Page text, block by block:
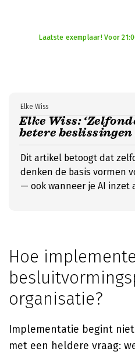
Laatste exemplaar! Voor
Elke Wiss:
betere beslissingen
Elke Wiss
Dit artikel betoogt dat
denken de basis vormen
— ook wanneer je AI inzet
Hoe
organisatie?
Implementatie begint
met een heldere vraag: